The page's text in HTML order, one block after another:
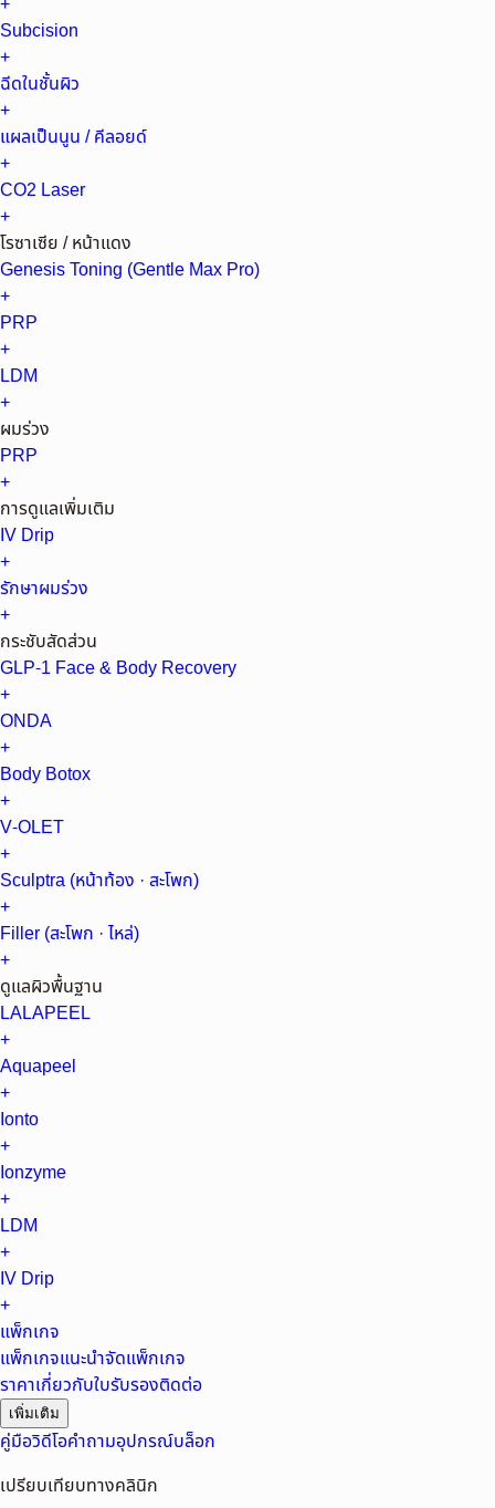
Subcision
+
ฉีดในชั้นผิว
+
แผลเป็นนูน / คีลอยด์
+
CO2 Laser
+
โรซาเซีย / หน้าแดง
Genesis Toning (Gentle Max Pro)
+
PRP
+
LDM
+
ผมร่วง
PRP
+
การดูแลเพิ่มเติม
IV Drip
+
รักษาผมร่วง
+
กระชับสัดส่วน
GLP-1 Face & Body Recovery
+
ONDA
+
Body Botox
+
V-OLET
+
Sculptra (หน้าท้อง · สะโพก)
+
Filler (สะโพก · ไหล่)
+
ดูแลผิวพื้นฐาน
LALAPEEL
+
Aquapeel
+
Ionto
+
Ionzyme
+
LDM
+
IV Drip
+
แพ็กเกจ
แพ็กเกจแนะนำจัดแพ็กเกจ
ราคาเกี่ยวกับใบรับรองติดต่อ
เพิ่มเติม
คู่มือวิดีโอคำถามอุปกรณ์บล็อก
เปรียบเทียบทางคลินิก